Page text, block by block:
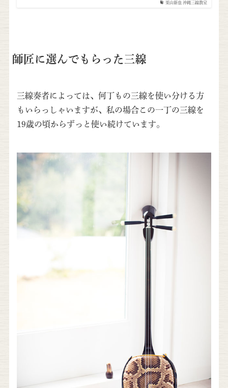
栗山新也 沖縄三線教室
師匠に選んでもらった三線
三線奏者によっては、何丁もの三線を使い分ける方
もいらっしゃいますが、私の場合この一丁の三線を
19歳の頃からずっと使い続けています。